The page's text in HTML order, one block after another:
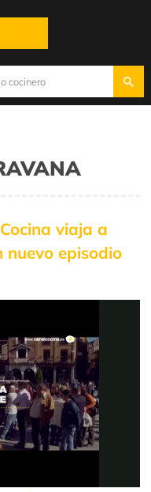
viaja a
episodio